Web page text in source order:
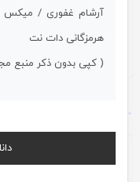
آرشام غفوری / میکس
هرمزگانی دات نت
( کپی بدون ذکر منبع